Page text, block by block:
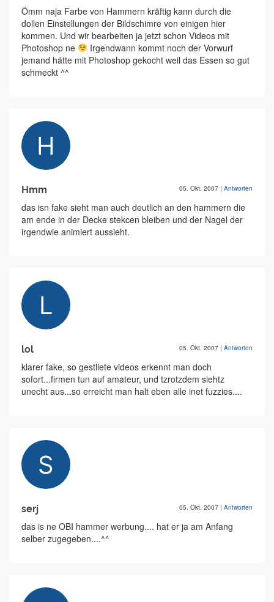
Ömm naja Farbe von Hammern kräftig kann durch die
dollen Einstellungen der Bildschimre von einigen hier
kommen. Und wir bearbeiten ja jetzt schon Videos mit
Photoshop ne
Irgendwann kommt noch der Vorwurf
jemand hätte mit Photoshop gekocht weil das Essen so gut
schmeckt ^^
Hmm 05. Okt. 2007 | Antworten
das isn fake sieht man auch deutlich an den hammern die
am ende in der Decke stekcen bleiben und der Nagel der
irgendwie animiert aussieht.
lol 05. Okt. 2007 | Antworten
klarer fake, so gestllete videos erkennt man doch
sofort...firmen tun auf amateur, und tzrotzdem siehtz
unecht aus...so erreicht man halt eben alle inet fuzzies....
serj 05. Okt. 2007 | Antworten
das is ne OBI hammer werbung.... hat er ja am Anfang
selber zugegeben....^^